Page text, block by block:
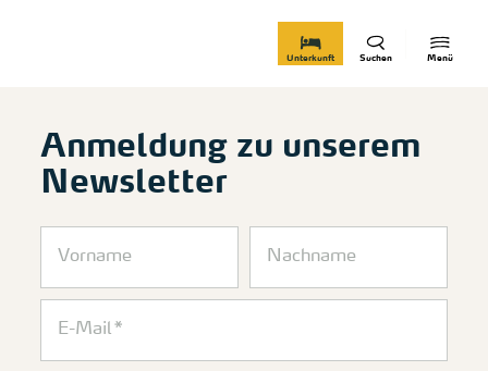
Menü
Suchen
Unterkunft
Anmeldung zu unserem
Newsletter